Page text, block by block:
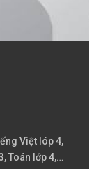
Việt lóp 4,
Toán lớp 4,